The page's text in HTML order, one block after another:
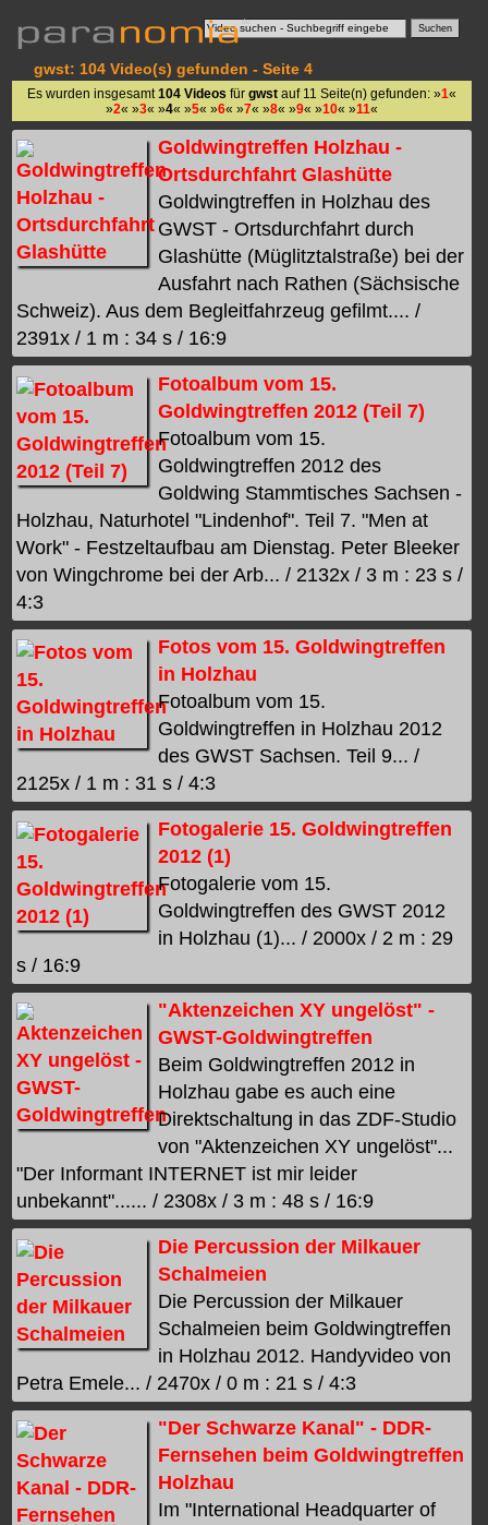
gwst: 104 Video(s) gefunden - Seite 4
Es wurden insgesamt 104 Videos für gwstauf 11 Seite(n) gefunden: »1«
»2« »3« »4« »5« »6« »7« »8« »9« »10« »11«
Goldwingtreffen Holzhau -
Ortsdurchfahrt Glashütte
Goldwingtreffen in Holzhau des
GWST - Ortsdurchfahrt durch
Glashütte (Müglitztalstraße) bei der
Ausfahrt nach Rathen (Sächsische
Schweiz). Aus dem Begleitfahrzeug gefilmt.... /
2391x / 1 m : 34 s / 16:9
Fotoalbum vom 15.
Goldwingtreffen 2012 (Teil 7)
Fotoalbum vom 15.
Goldwingtreffen 2012 des
Goldwing Stammtisches Sachsen -
Holzhau, Naturhotel "Lindenhof". Teil 7. "Men at
Work" - Festzeltaufbau am Dienstag. Peter Bleeker
von Wingchrome bei der Arb... / 2132x / 3 m : 23 s /
4:3
Fotos vom 15. Goldwingtreffen
in Holzhau
Fotoalbum vom 15.
Goldwingtreffen in Holzhau 2012
des GWST Sachsen. Teil 9... /
2125x / 1 m : 31 s / 4:3
Fotogalerie 15. Goldwingtreffen
2012 (1)
Fotogalerie vom 15.
Goldwingtreffen des GWST 2012
in Holzhau (1)... / 2000x / 2 m : 29
s / 16:9
"Aktenzeichen XY ungelöst" -
GWST-Goldwingtreffen
Beim Goldwingtreffen 2012 in
Holzhau gabe es auch eine
Direktschaltung in das ZDF-Studio
von "Aktenzeichen XY ungelöst"...
"Der Informant INTERNET ist mir leider
unbekannt"...... / 2308x / 3 m : 48 s / 16:9
Die Percussion der Milkauer
Schalmeien
Die Percussion der Milkauer
Schalmeien beim Goldwingtreffen
in Holzhau 2012. Handyvideo von
Petra Emele... / 2470x / 0 m : 21 s / 4:3
"Der Schwarze Kanal" - DDR-
Fernsehen beim Goldwingtreffen
Holzhau
Im "International Headquarter of